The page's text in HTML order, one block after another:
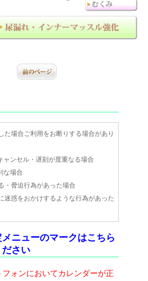
た場合ご利用をお断りする場合があり
ンセル・遅刻が度重なる場合
な場合
・脅迫行為があった場合
迷惑をおかけするような行為があった
初めての施術がある方
1Fでの受付となります。18時45分以
ニューのマークはこちら
さい
ォンにおいてカレンダーが正